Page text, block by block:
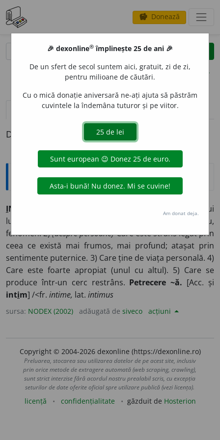
savings Donează
clear
opțiuni
definiții (1) pronunțievolume_up (50)
Definiția cu ID-ul 339095:
Explicative DEX
INTIM ~ă (~i, ~e)
1) Care ține de însăși esența unui
lucru, fenomen; inclus în partea lăuntrică a unui lucru,
fenomen. 2)(despre persoane)Care este strâns legat prin
ceea ce există mai frumos, mai profund; atașat prin
sentimente puternice. 3) Care ține de viața personală. 4)
Care este foarte apropiat (unul cu altul). 5) Care se
produce într-un cerc restrâns. Petrecere ~ă. [Acc. și
intim] /<fr. intime, lat. intimus
sursa: NODEX (2002) adăugată de siveco acțiuni
Copyright © 2004-2026 dexonline (https://dexonline.ro)
Preluarea, stocarea sau utilizarea datelor de pe acest site, inclusiv
prin orice metode de extragere automată (web scraping, crawling),
sunt strict interzise fără acordul nostru prealabil scris, cu excepția
seturilor de date oferite oficial spre utilizare publică (vezi licența).
licență confidențialitate găzduit de Hosterion
🎉 dexonline® împlinește 25 de ani 🎉
De un sfert de secol suntem aici, gratuit, zi de zi,
pentru milioane de căutări.
Cu o mică donație aniversară ne-ați ajuta să păstrăm
cuvintele la îndemâna tuturor și pe viitor.
Am donat deja.